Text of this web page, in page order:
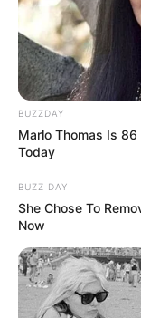
źródło: THR/zdj.
BUZZDAY
Marlo Thomas Is
Today
BUZZ DAY
She Chose To
Now